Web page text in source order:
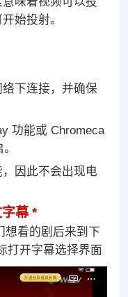
始投射。
下连接，并确保
功能或 Chromeca
因此不会出现电
幕
想看的剧后来到下
打开字幕选择界面